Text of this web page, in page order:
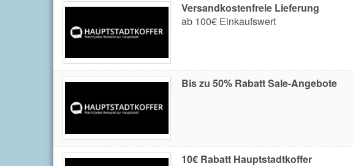
Versandkostenfreie Lieferung
ab 100€ Einkaufswert
Bis zu 50% Rabatt Sale-Angebote
10€ Rabatt Hauptstadtkoffer